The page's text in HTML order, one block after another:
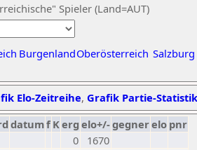
Spieler (Land=AUT)
BurgenlandOberösterreich Salzburg
Elo-Zeitreihe, Grafik Partie-Statistik
datumf Kerg elo+/-gegnerelo pnr
0
1670